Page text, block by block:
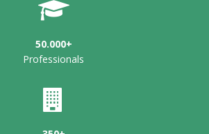
50.000+
Professionals